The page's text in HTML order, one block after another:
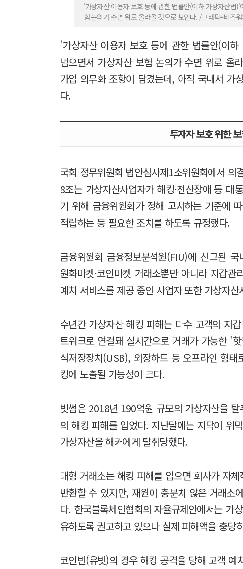
'가상자산 이용자 보호 등에 관한 법률안(이하 가상자산법
험 논의가 수면 위로 올라올 것으로 보인다. /그래픽=비즈워
'가상자산 이용자 보호 등에 관한 법률안(이
넘으면서 가상자산 보험 논의가 수면 위로 올
가입 의무화 조항이 담겼는데, 아직 국내서 가
다.
투자자 보호 위한
국회 정무위원회 법안심사제1소위원회에서
8조는 가상자산사업자가 해킹·전산장애 등 대
기 위해 금융위원회가 정해 고시하는 기준에
적립하는 등 필요한 조치를 하도록 규정했다.
금융위원회 금융정보분석원(FIU)에 신고된
원화마켓·코인마켓 거래소뿐만 아니라 지갑
예치 서비스를 제공 중인 사업자 또한 가상자산
수년간 가상자산 해킹 피해는 다수 고객의 지
트워크로 연결돼 실시간으로 거래가 가능한
식저장장치(USB), 외장하드 등 오프라인 형
킹에 노출될 가능성이 크다.
빗썸은 2018년 190억원 규모의 가상자산을
의 해킹 피해를 입었다. 지난달에는 지닥이 위
가상자산을 해커에게 탈취당했다.
대형 거래소는 해킹 피해를 입으면 회사가 자
반환할 수 있지만, 재원이 충분치 않은 거래소
다. 한국블록체인협회의 자율규제안에서는 가
유하도록 권고하고 있으나 실제 피해액을 충당
코인빈(유빗)의 경우 해킹 공격을 당해 고객